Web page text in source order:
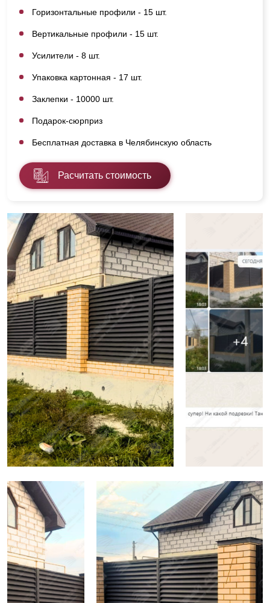
Горизонтальные профили - 15 шт.
Вертикальные профили - 15 шт.
Усилители - 8 шт.
Упаковка картонная - 17 шт.
Заклепки - 10000 шт.
Подарок-сюрприз
Бесплатная доставка в Челябинскую область
Расчитать стоимость